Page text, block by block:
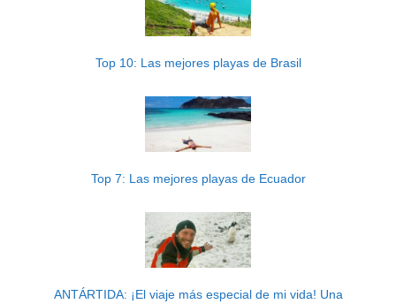
Top 10: Las mejores playas de Brasil
Top 7: Las mejores playas de Ecuador
ANTÁRTIDA: ¡El viaje más especial de mi vida! Una